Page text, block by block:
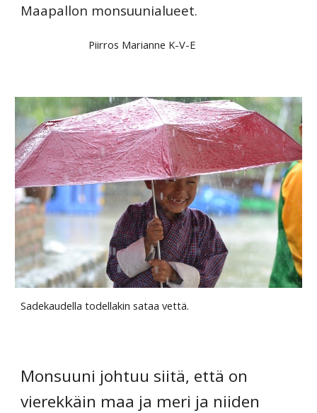
Maapallon monsuunialueet.
Piirros Marianne K-V-E
Sadekaudella todellakin sataa vettä.
Monsuuni johtuu siitä, että on
vierekkäin maa ja meri ja niiden